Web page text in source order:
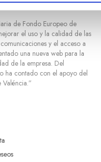
de Fondo Europeo de
el uso y la calidad de las
y el acceso a
una nueva web para la
de la empresa. Del
contado con el apoyo del